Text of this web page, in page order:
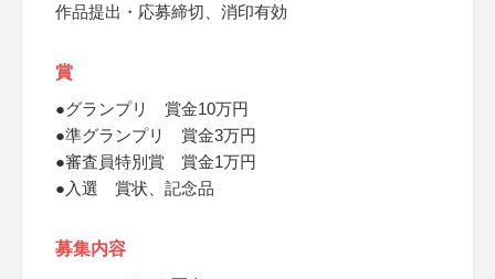
作品提出・応募締切、消印有効
賞
●グランプリ 賞金10万円
●準グランプリ 賞金3万円
●審査員特別賞 賞金1万円
●入選 賞状、記念品
募集内容